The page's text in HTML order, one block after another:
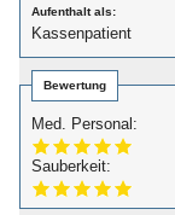
Aufenthalt als:
Kassenpatient
Bewertung
Med. Personal:
Sauberkeit: